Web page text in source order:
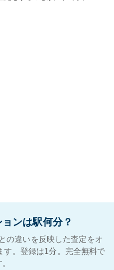
ンは駅何分？
の違いを反映した査定をオ
す。登録は1分。完全無料で